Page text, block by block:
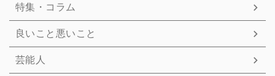
特集・コラム
良いこと悪いこと
芸能人